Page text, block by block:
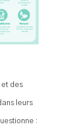
et des
leurs
: